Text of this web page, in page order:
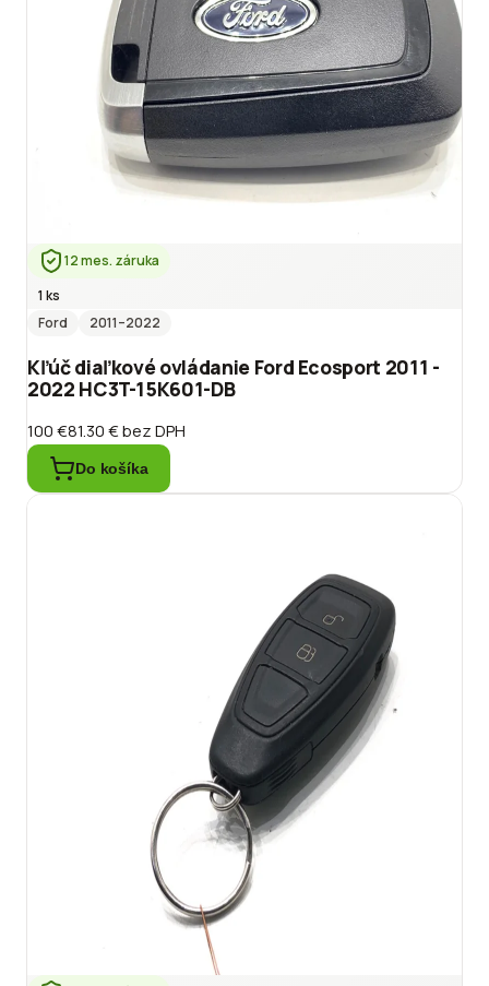
12 mes. záruka
1 ks
Ford
2011–2022
Kľúč diaľkové ovládanie Ford Ecosport 2011 -
2022 HC3T-15K601-DB
100 €81.30 €bez DPH
Do košíka